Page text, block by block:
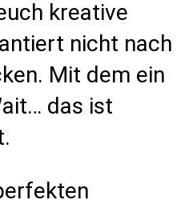
kreative
nicht nach
Mit dem ein
das ist